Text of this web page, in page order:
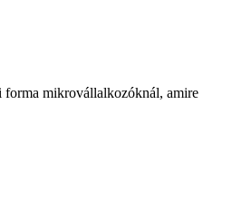
forma mikrovállalkozóknál, amire